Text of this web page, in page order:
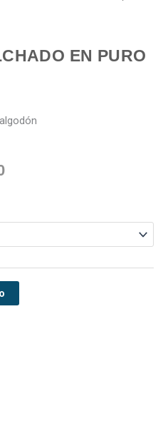
EN PURO
Rango
desde
$449.000